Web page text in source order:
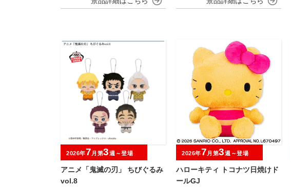
アニメ「鬼滅の刃」 ちびぐるみ
vol.8
2026年7 月第3週～登場
ハローキティ トコナツ日焼けド
ールGJ
2026年7 月第3週～登場